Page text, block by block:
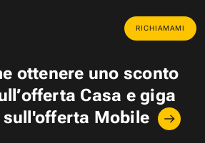
RICHIAMAMI
ottenere uno sconto
Casa egiga
sull'offerta Mobile